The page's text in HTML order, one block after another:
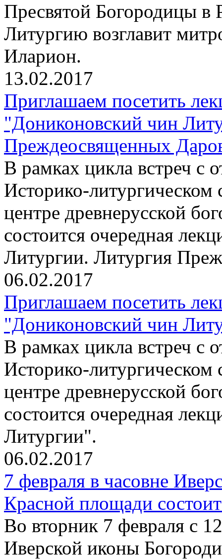
Пресвятой Богородицы в
Литургию возглавит
Иларион.
13.02.2017
Приглашаем посетить
"Дониконовский чин
Преждеосвященных
В рамках цикла встреч
Историко-
центре древнерусской
состоится очередная
Литургии. Литургия
06.02.2017
Приглашаем посетить
"Дониконовский чин
В рамках цикла встреч
Историко-
центре древнерусской
состоится очередная
Литургии".
06.02.2017
7 февраля в часовне
Красной площади
Во вторник 7 февраля с
Иверской иконы